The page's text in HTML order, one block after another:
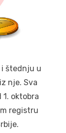
štednju u
nje. Sva
oktobra
registru